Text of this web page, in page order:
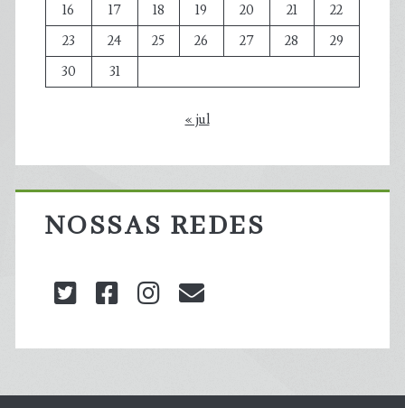
16
17 18 19 20 21
22
23
24 25 26 27 28
29
30
31
« jul
NOSSAS REDES
twitterfacebookinstagram